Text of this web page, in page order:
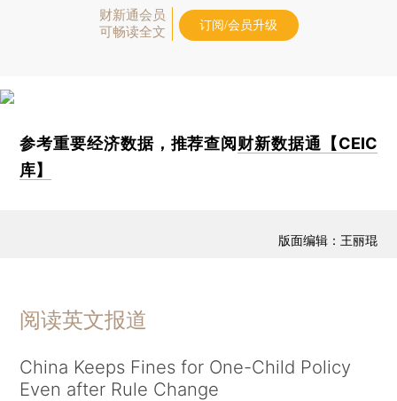
财新通会员
可畅读全文
订阅/会员升级
参考重要经济数据，推荐查阅 财新数据通【CEIC
库】
版面编辑：王丽琨
阅读英文报道
China Keeps Fines for One-Child Policy
Even after Rule Change